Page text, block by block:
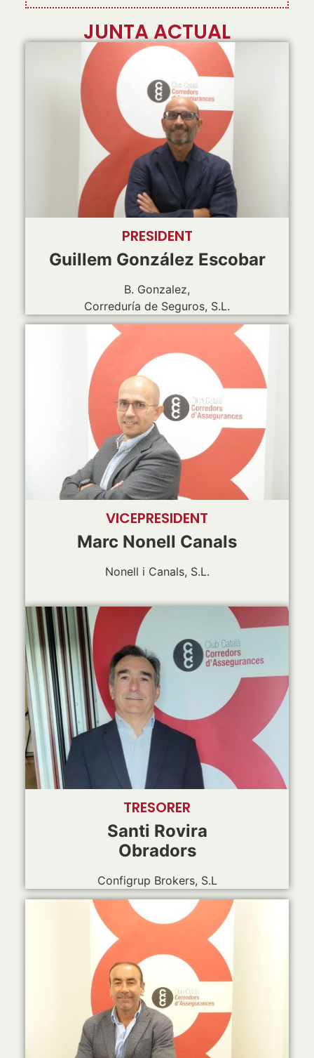
JUNTA ACTUAL
PRESIDENT
Guillem González Escobar
B. Gonzalez,
Correduría de Seguros, S.L.
VICEPRESIDENT
Marc Nonell Canals
Nonell i Canals, S.L.
TRESORER
Santi Rovira
Obradors
Configrup Brokers, S.L